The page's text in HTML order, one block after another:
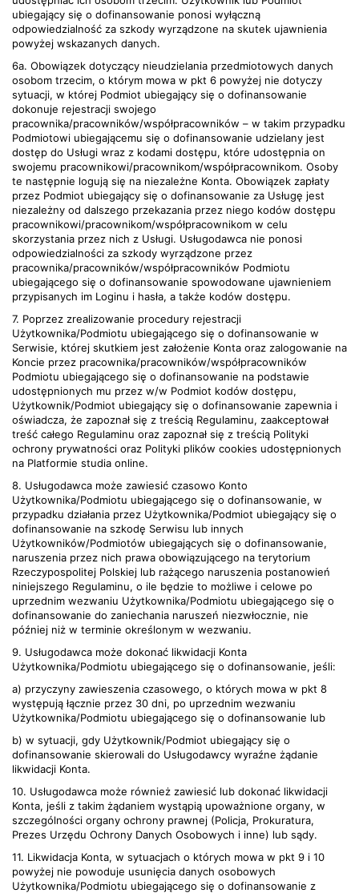
ubiegający się o dofinansowanie ponosi wyłączną
odpowiedzialność za szkody wyrządzone na skutek ujawnienia
powyżej wskazanych danych.
6a. Obowiązek dotyczący nieudzielania przedmiotowych danych
osobom trzecim, o którym mowa w pkt 6 powyżej nie dotyczy
sytuacji, w której Podmiot ubiegający się o dofinansowanie
dokonuje rejestracji swojego
pracownika/pracowników/współpracowników – w takim przypadku
Podmiotowi ubiegającemu się o dofinansowanie udzielany jest
dostęp do Usługi wraz z kodami dostępu, które udostępnia on
swojemu pracownikowi/pracownikom/współpracownikom. Osoby
te następnie logują się na niezależne Konta. Obowiązek zapłaty
przez Podmiot ubiegający się o dofinansowanie za Usługę jest
niezależny od dalszego przekazania przez niego kodów dostępu
pracownikowi/pracownikom/współpracownikom w celu
skorzystania przez nich z Usługi. Usługodawca nie ponosi
odpowiedzialności za szkody wyrządzone przez
pracownika/pracowników/współpracowników Podmiotu
ubiegającego się o dofinansowanie spowodowane ujawnieniem
przypisanych im Loginu i hasła, a także kodów dostępu.
7. Poprzez zrealizowanie procedury rejestracji
Użytkownika/Podmiotu ubiegającego się o dofinansowanie w
Serwisie, której skutkiem jest założenie Konta oraz zalogowanie na
Koncie przez pracownika/pracowników/współpracowników
Podmiotu ubiegającego się o dofinansowanie na podstawie
udostępnionych mu przez w/w Podmiot kodów dostępu,
Użytkownik/Podmiot ubiegający się o dofinansowanie zapewnia i
oświadcza, że zapoznał się z treścią Regulaminu, zaakceptował
treść całego Regulaminu oraz zapoznał się z treścią Polityki
ochrony prywatności oraz Polityki plików cookies udostępnionych
na Platformie studia online.
8. Usługodawca może zawiesić czasowo Konto
Użytkownika/Podmiotu ubiegającego się o dofinansowanie, w
przypadku działania przez Użytkownika/Podmiot ubiegający się o
dofinansowanie na szkodę Serwisu lub innych
Użytkowników/Podmiotów ubiegających się o dofinansowanie,
naruszenia przez nich prawa obowiązującego na terytorium
Rzeczypospolitej Polskiej lub rażącego naruszenia postanowień
niniejszego Regulaminu, o ile będzie to możliwe i celowe po
uprzednim wezwaniu Użytkownika/Podmiotu ubiegającego się o
dofinansowanie do zaniechania naruszeń niezwłocznie, nie
później niż w terminie określonym w wezwaniu.
9. Usługodawca może dokonać likwidacji Konta
Użytkownika/Podmiotu ubiegającego się o dofinansowanie, jeśli:
a) przyczyny zawieszenia czasowego, o których mowa w pkt 8
występują łącznie przez 30 dni, po uprzednim wezwaniu
Użytkownika/Podmiotu ubiegającego się o dofinansowanie lub
b) w sytuacji, gdy Użytkownik/Podmiot ubiegający się o
dofinansowanie skierowali do Usługodawcy wyraźne żądanie
likwidacji Konta.
10. Usługodawca może również zawiesić lub dokonać likwidacji
Konta, jeśli z takim żądaniem wystąpią upoważnione organy, w
szczególności organy ochrony prawnej (Policja, Prokuratura,
Prezes Urzędu Ochrony Danych Osobowych i inne) lub sądy.
11. Likwidacja Konta, w sytuacjach o których mowa w pkt 9 i 10
powyżej nie powoduje usunięcia danych osobowych
Użytkownika/Podmiotu ubiegającego się o dofinansowanie z